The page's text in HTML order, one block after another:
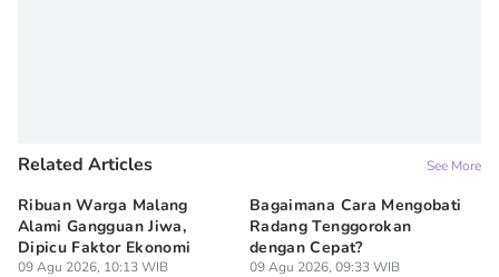
Related Articles See More
Ribuan Warga Malang
Alami Gangguan Jiwa,
Dipicu Faktor Ekonomi
09 Agu 2026, 10:13 WIB
Bagaimana Cara Mengobati
Radang Tenggorokan
dengan Cepat?
09 Agu 2026, 09:33 WIB